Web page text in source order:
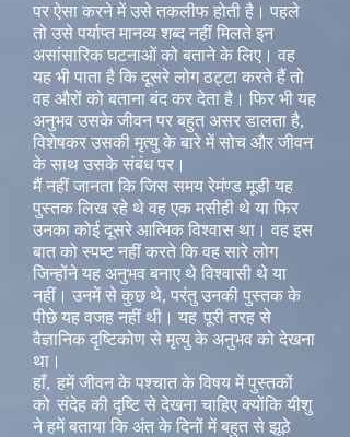
पर ऐसा करने में उसे तकलीफ होती है। पहले
तो उसे पर्याप्त मानव्य शब्द नहीं मिलते इन
असांसारिक घटनाओं को बताने के लिए। वह
यह भी पाता है कि दूसरे लोग ठट्टा करते हैं तो
वह औरों को बताना बंद कर देता है। फिर भी यह
अनुभव उसके जीवन पर बहुत असर डालता है,
विशेषकर उसकी मृत्यु के बारे में सोच और जीवन
के साथ उसके संबंध पर।
मैं नहीं जानता कि जिस समय रेमंण्ड मूडी यह
पुस्तक लिख रहे थे वह एक मसीही थे या फिर
उनका कोई दूसरे आत्मिक विश्वास था। वह इस
बात को स्पष्ट नहीं करते कि वह सारे लोग
जिन्होंने यह अनुभव बनाए थे विश्वासी थे या
नहीं। उनमें से कुछ थे, परंतु उनकी पुस्तक के
पीछे यह वजह नहीं थी। यह पूरी तरह से
वैज्ञानिक दृष्टिकोण से मृत्यु के अनुभव को देखना
था।
हाँ, हमें जीवन के पश्चात के विषय में पुस्तकों
को संदेह की दृष्टि से देखना चाहिए क्योंकि यीशु
ने हमें बताया कि अंत के दिनों में बहुत से झूठे